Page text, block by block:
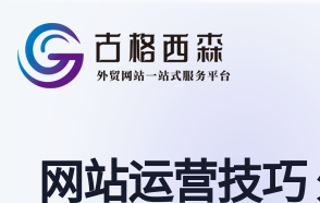
网站运营技巧